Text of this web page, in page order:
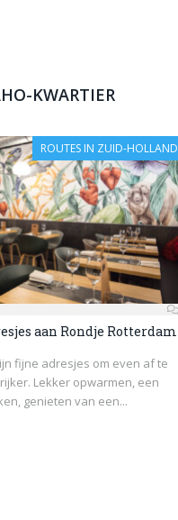
KWARTIER
ROUTES IN ZUID-HOLLAND
aan Rondje Rotterdam
fijne adresjes om even af te
Lekker opwarmen, een
genieten van een...